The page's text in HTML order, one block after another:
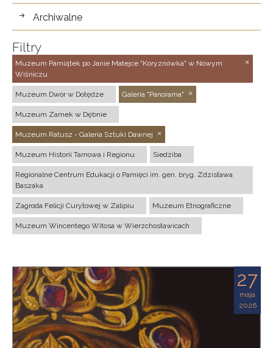
Archiwalne
Filtry
Muzeum Pamiątek po Janie Matejce "Koryznówka" w Nowym
Wiśniczu
Muzeum Dwór w Dołędze Galeria "Panorama"
Muzeum Zamek w Dębnie
Muzeum Ratusz - Galeria Sztuki Dawnej
Muzeum Historii Tarnowa i Regionu Siedziba
Regionalne Centrum Edukacji o Pamięci im. gen. bryg. Zdzisława
Baszaka
Zagroda Felicji Curyłowej w Zalipiu Muzeum Etnograficzne
Muzeum Wincentego Witosa w Wierzchosławicach
27
maja
2026